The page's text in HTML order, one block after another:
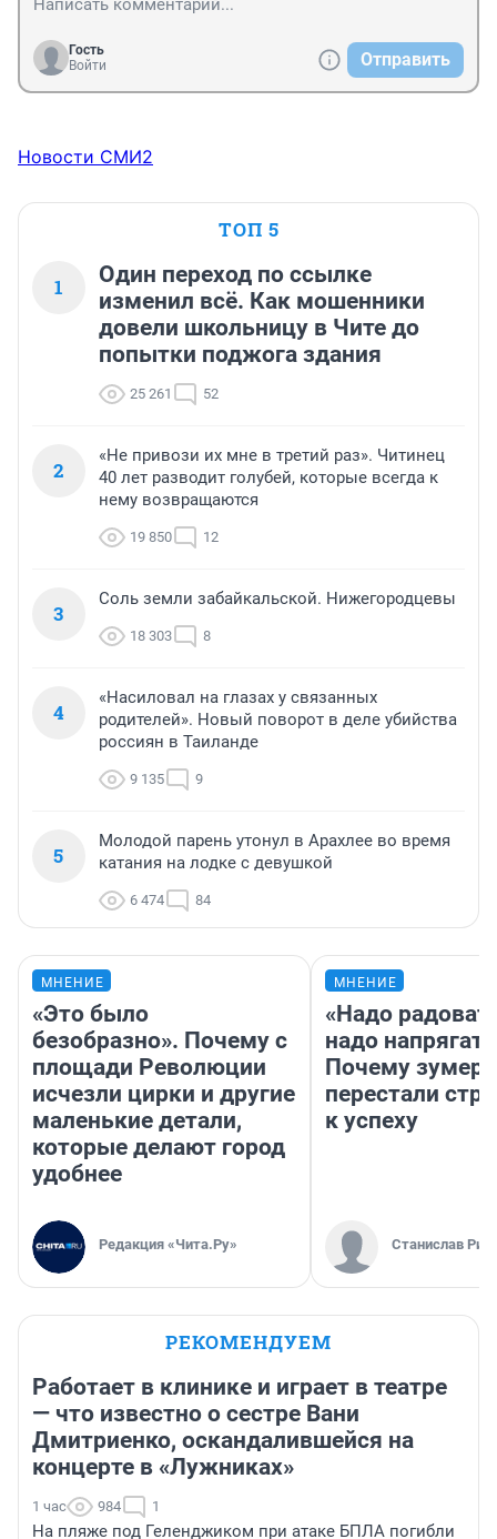
Гость
Войти
Отправить
Новости СМИ2
ТОП 5
1
Один переход по ссылке
изменил всё. Как мошенники
довели школьницу в Чите до
попытки поджога здания
25 261 52
2
«Не привози их мне в третий раз». Читинец
40 лет разводит голубей, которые всегда к
нему возвращаются
19 850 12
3
Соль земли забайкальской. Нижегородцевы
18 303 8
4
«Насиловал на глазах у связанных
родителей». Новый поворот в деле убийства
россиян в Таиланде
9 135 9
5
Молодой парень утонул в Арахлее во время
катания на лодке с девушкой
6 474 84
МНЕНИЕ
«Это было
безобразно». Почему с
площади Революции
исчезли цирки и другие
маленькие детали,
которые делают город
удобнее
Редакция «Чита.Ру»
МНЕНИЕ
«Надо
надо
Почему
перестали
к успеху
Станислав
РЕКОМЕНДУЕМ
Работает в клинике и играет в театре
— что известно о сестре Вани
Дмитриенко, оскандалившейся на
концерте в «Лужниках»
1 час 984 1
На пляже под Геленджиком при атаке БПЛА погибли